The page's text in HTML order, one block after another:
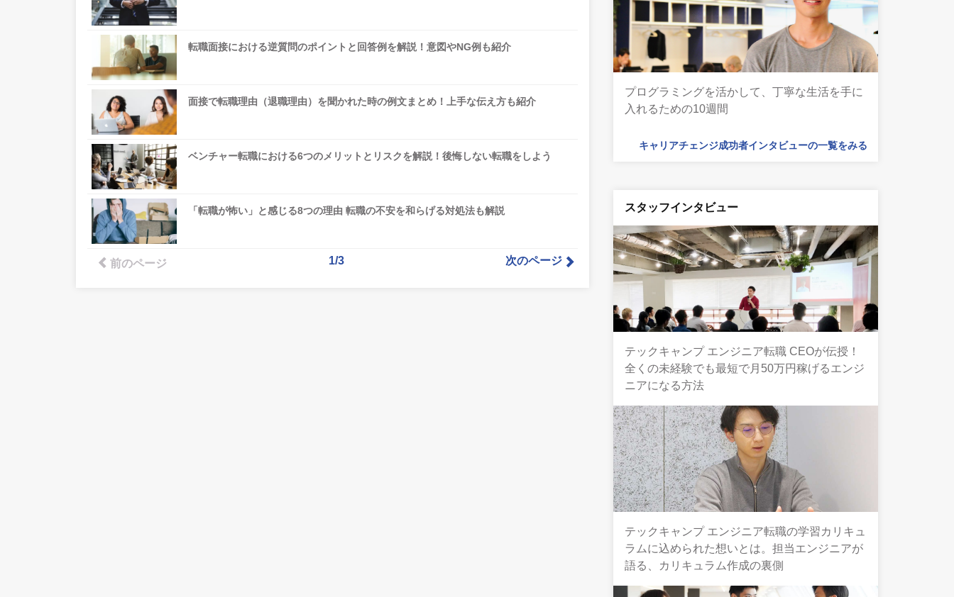
転職面接における逆質問のポイントと回答例を解説！意図やNG例も紹介
面接で転職理由（退職理由）を聞かれた時の例文まとめ！上手な伝え方も紹介
ベンチャー転職における6つのメリットとリスクを解説！後悔しない転職をしよう
「転職が怖い」と感じる8つの理由 転職の不安を和らげる対処法も解説
前のページ 1/3 次のページ
プログラミングを活かして、丁寧な生活を手に
入れるための10週間
キャリアチェンジ成功者インタビューの一覧をみる
スタッフインタビュー
テックキャンプ エンジニア転職 CEOが伝授！
全くの未経験でも最短で月50万円稼げるエンジ
ニアになる方法
テックキャンプ エンジニア転職の学習カリキュ
ラムに込められた想いとは。担当エンジニアが
語る、カリキュラム作成の裏側